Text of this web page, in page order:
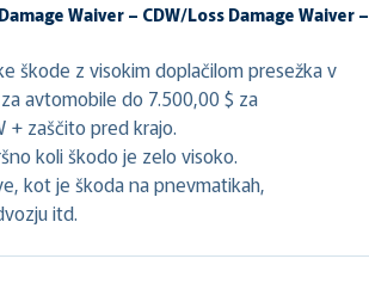
Waiver – CDW/Loss Damage Waiver –
škode z visokim doplačilom presežka v
avtomobile do 7.500,00 $ za
+ zaščito pred krajo.
koli škodo je zelo visoko.
kot je škoda na pnevmatikah,
itd.